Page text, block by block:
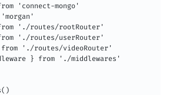
'connect-mongo'
'./routes/rootRouter'
'./routes/userRouter'
from './routes/videoRouter'
} from './middlewares'